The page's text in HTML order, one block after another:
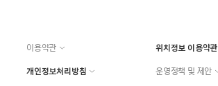
이용약관
위치정보 이용약관
개인정보처리방침
운영정책 및 제안